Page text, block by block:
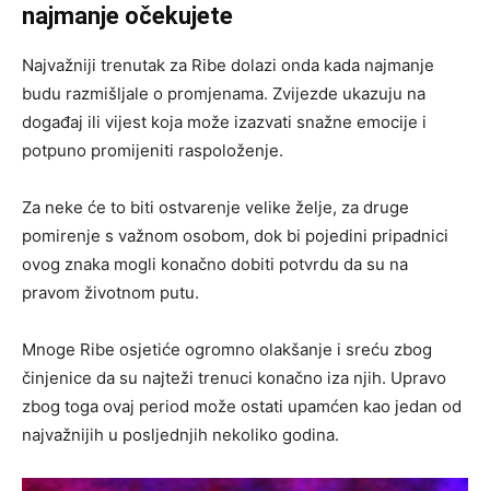
najmanje očekujete
Najvažniji trenutak za Ribe dolazi onda kada najmanje
budu razmišljale o promjenama. Zvijezde ukazuju na
događaj ili vijest koja može izazvati snažne emocije i
potpuno promijeniti raspoloženje.
Za neke će to biti ostvarenje velike želje, za druge
pomirenje s važnom osobom, dok bi pojedini pripadnici
ovog znaka mogli konačno dobiti potvrdu da su na
pravom životnom putu.
Mnoge Ribe osjetiće ogromno olakšanje i sreću zbog
činjenice da su najteži trenuci konačno iza njih. Upravo
zbog toga ovaj period može ostati upamćen kao jedan od
najvažnijih u posljednjih nekoliko godina.